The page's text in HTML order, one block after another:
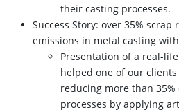
their casting processes.
Success Story: over 35%
emissions in metal casting
Presentation of a real-
helped one of our
reducing more than 35%
processes by applying